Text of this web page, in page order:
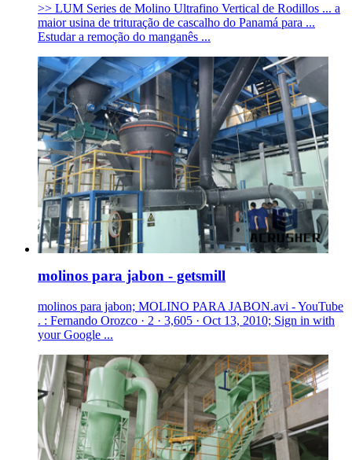
>> LUM Series de Molino Ultrafino Vertical de Rodillos ... a
maior usina de trituração de cascalho do Panamá para ...
Estudar a remoção do manganês ...
molinos para jabon - getsmill
molinos para jabon; MOLINO PARA JABON.avi - YouTube
. : Fernando Orozco · 2 · 3,605 · Oct 13, 2010; Sign in with
your Google ...